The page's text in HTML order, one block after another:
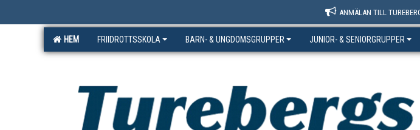
ANMÄLAN TILL
HEM FRIIDROTTSSKOLA BARN- & UNGDOMSGRUPPER JUNIOR- & SENIORGRUPPER